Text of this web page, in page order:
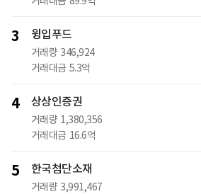
3 윙입푸드
거래량 346,924
거래대금 5.3억
4 상상인증권
거래량 1,380,356
거래대금 16.6억
5 한국첨단소재
거래량 3,991,467